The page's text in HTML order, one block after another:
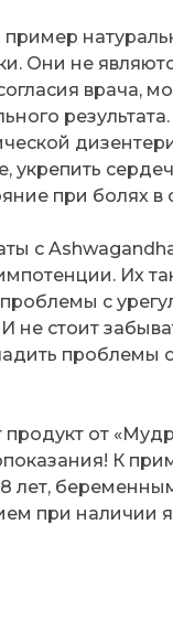
Они не
врача,
укрепить
при болях в
с
Их
с
не стоит
проблемы
продукт от
К
лет,
при наличии